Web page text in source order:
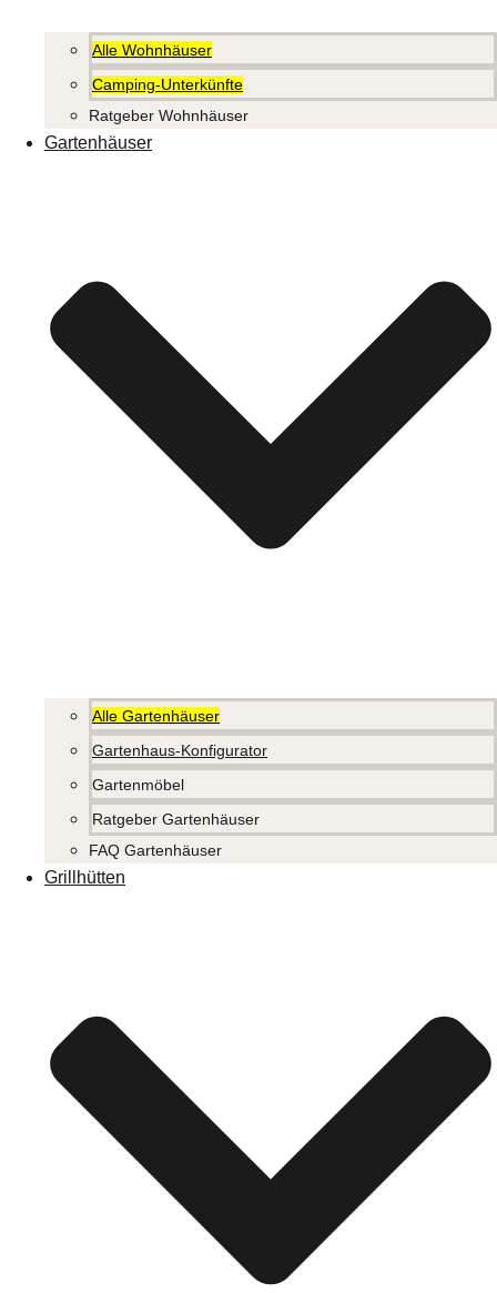
Alle Wohnhäuser
Camping-Unterkünfte
Ratgeber Wohnhäuser
Gartenhäuser
Alle Gartenhäuser
Gartenhaus-Konfigurator
Gartenmöbel
Ratgeber Gartenhäuser
FAQ Gartenhäuser
Grillhütten